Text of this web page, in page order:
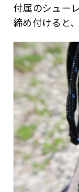
付属のシュー
締め付けると